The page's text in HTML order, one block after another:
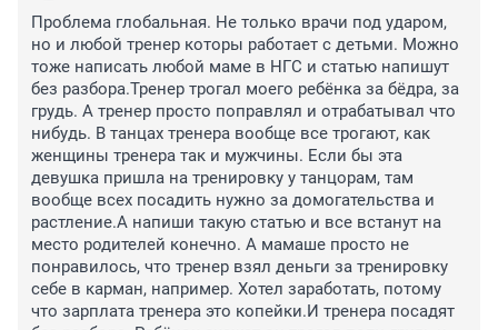
Проблема глобальная. Не только врачи под ударом,
но и любой тренер которы работает с детьми. Можно
тоже написать любой маме в НГС и статью напишут
без разбора.Тренер трогал моего ребёнка за бёдра, за
грудь. А тренер просто поправлял и отрабатывал что
нибудь. В танцах тренера вообще все трогают, как
женщины тренера так и мужчины. Если бы эта
девушка пришла на тренировку у танцорам, там
вообще всех посадить нужно за домогательства и
растление.А напиши такую статью и все встанут на
место родителей конечно. А мамаше просто не
понравилось, что тренер взял деньги за тренировку
себе в карман, например. Хотел заработать, потому
что зарплата тренера это копейки.И тренера посадят